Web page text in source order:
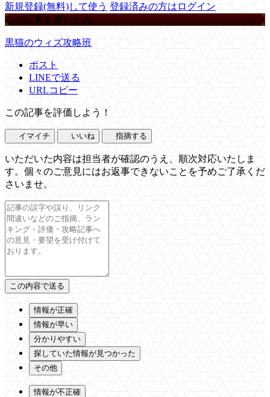
新規登録(無料)して使う 登録済みの方はログイン
この記事を書いた人
黒猫のウィズ攻略班
ポスト
LINEで送る
URLコピー
この記事を評価しよう！
イマイチ いいね 指摘する
いただいた内容は担当者が確認のうえ、順次対応いたしま
す。個々のご意見にはお返事できないことを予めご了承くだ
さいませ。
情報が正確
情報が早い
分かりやすい
探していた情報が見つかった
その他
情報が不正確